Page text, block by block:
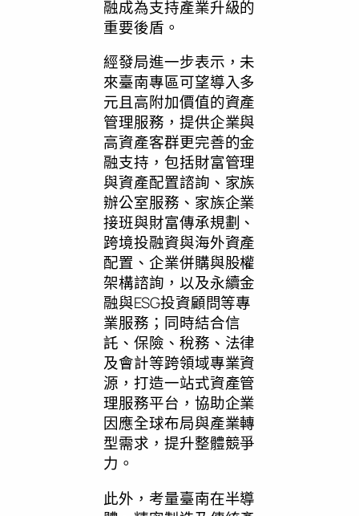
融成為支持產業升級的
重要後盾。
經發局進一步表示，未
來臺南專區可望導入多
元且高附加價值的資產
管理服務，提供企業與
高資產客群更完善的金
融支持，包括財富管理
與資產配置諮詢、家族
辦公室服務、家族企業
接班與財富傳承規劃、
跨境投融資與海外資產
配置、企業併購與股權
架構諮詢，以及永續金
融與ESG投資顧問等專
業服務；同時結合信
託、保險、稅務、法律
及會計等跨領域專業資
源，打造一站式資產管
理服務平台，協助企業
因應全球布局與產業轉
型需求，提升整體競爭
力。
此外，考量臺南在半導